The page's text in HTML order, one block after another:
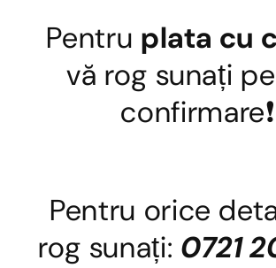
Pentru plata cu
vă rog sunați
confirmare❗
Pentru orice
rog sunați: 0721